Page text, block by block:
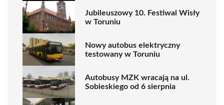
Jubileuszowy 10. Festiwal Wisły
w Toruniu
Nowy autobus elektryczny
testowany w Toruniu
Autobusy MZK wracają na ul.
Sobieskiego od 6 sierpnia